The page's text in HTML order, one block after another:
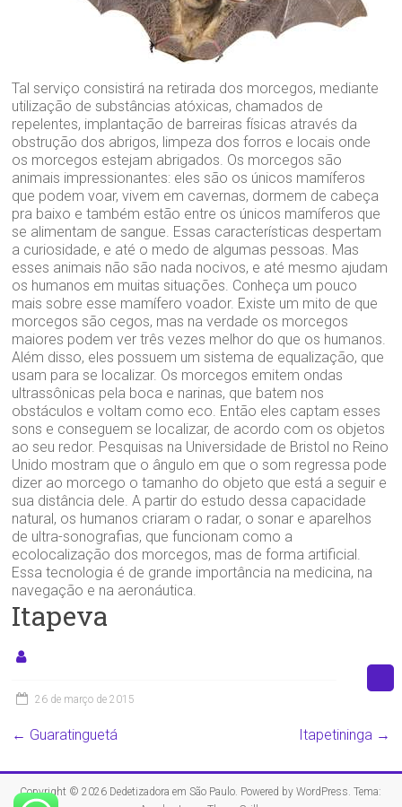
Tal serviço consistirá na retirada dos morcegos, mediante
utilização de substâncias atóxicas, chamados de
repelentes, implantação de barreiras físicas através da
obstrução dos abrigos, limpeza dos forros e locais onde
os morcegos estejam abrigados. Os morcegos são
animais impressionantes: eles são os únicos mamíferos
que podem voar, vivem em cavernas, dormem de cabeça
pra baixo e também estão entre os únicos mamíferos que
se alimentam de sangue. Essas características despertam
a curiosidade, e até o medo de algumas pessoas. Mas
esses animais não são nada nocivos, e até mesmo ajudam
os humanos em muitas situações. Conheça um pouco
mais sobre esse mamífero voador. Existe um mito de que
morcegos são cegos, mas na verdade os morcegos
maiores podem ver três vezes melhor do que os humanos.
Além disso, eles possuem um sistema de equalização, que
usam para se localizar. Os morcegos emitem ondas
ultrassônicas pela boca e narinas, que batem nos
obstáculos e voltam como eco. Então eles captam esses
sons e conseguem se localizar, de acordo com os objetos
ao seu redor. Pesquisas na Universidade de Bristol no Reino
Unido mostram que o ângulo em que o som regressa pode
dizer ao morcego o tamanho do objeto que está a seguir e
sua distância dele. A partir do estudo dessa capacidade
natural, os humanos criaram o radar, o sonar e aparelhos
de ultra-sonografias, que funcionam como a
ecolocalização dos morcegos, mas de forma artificial.
Essa tecnologia é de grande importância na medicina, na
navegação e na aeronáutica.
Itapeva
26 de março de 2015
← Guaratinguetá Itapetininga →
Copyright © 2026 Dedetizadora em São Paulo. Powered byWordPress. Tema: